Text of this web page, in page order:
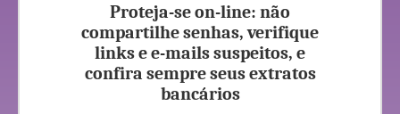
Proteja-se on-line: não
compartilhe senhas, verifique
links e e-mails suspeitos, e
confira sempre seus extratos
bancários